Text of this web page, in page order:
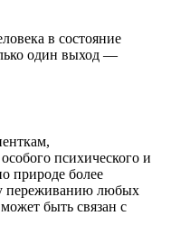
в состояние
один выход —
психического и
природе более
переживанию любых
быть связан с